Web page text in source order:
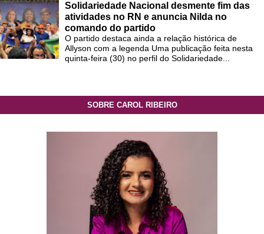
Solidariedade Nacional desmente fim das
atividades no RN e anuncia Nilda no
comando do partido
O partido destaca ainda a relação histórica de
Allyson com a legenda Uma publicação feita nesta
quinta-feira (30) no perfil do Solidariedade...
SOBRE CAROL RIBEIRO